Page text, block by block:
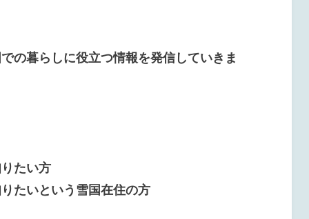
の暮らしに役立つ情報を発信していきま
たい方
たいという雪国在住の方